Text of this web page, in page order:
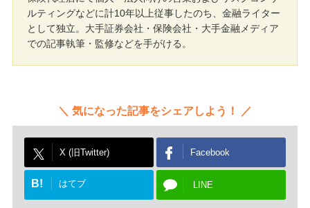
ルティングなどに計10年以上従事したのち、金融ライター
として独立。大手証券会社・保険会社・大手金融メディア
での記事執筆・監修などを手がける。
気になった記事をシェアしよう！
X (旧Twitter) Facebook
B! はてブ LINE